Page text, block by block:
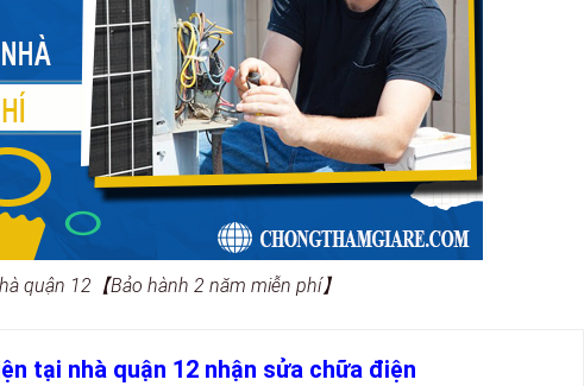
quận 12【Bảo hành 2 năm miễn phí】
tại nhà quận 12 nhận sửa chữa điện